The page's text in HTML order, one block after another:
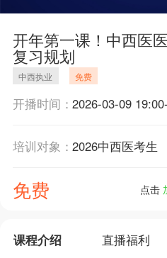
闭
开年第一课！中西医
复习规划
中西执业 免费
开播时间：2026-03-09
培训对象：2026中西医考生
免费 点击
课程介绍 直播福利